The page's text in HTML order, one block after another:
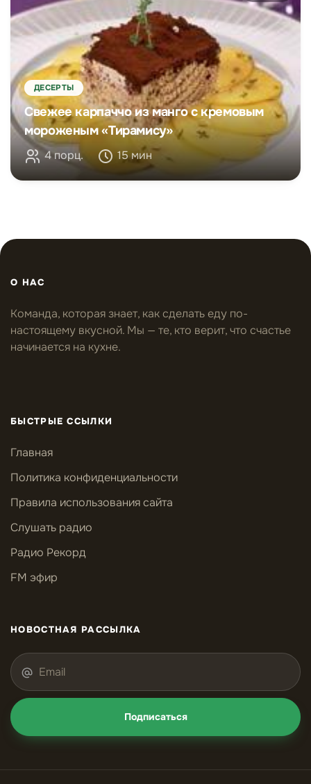
ДЕСЕРТЫ
Свежее карпаччо из манго с кремовым
мороженым «Тирамису»
4 порц. 15 мин
О НАС
Команда, которая знает, как сделать еду по-
настоящему вкусной. Мы — те, кто верит, что счастье
начинается на кухне.
БЫСТРЫЕ ССЫЛКИ
Главная
Политика конфиденциальности
Правила использования сайта
Слушать радио
Радио Рекорд
FM эфир
НОВОСТНАЯ РАССЫЛКА
Подписаться